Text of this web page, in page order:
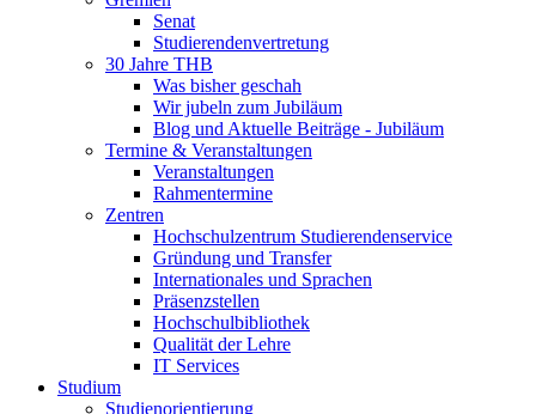
Senat
Studierendenvertretung
30 Jahre THB
Was bisher geschah
Wir jubeln zum Jubiläum
Blog und Aktuelle Beiträge - Jubiläum
Termine & Veranstaltungen
Veranstaltungen
Rahmentermine
Zentren
Hochschulzentrum Studierendenservice
Gründung und Transfer
Internationales und Sprachen
Präsenzstellen
Hochschulbibliothek
Qualität der Lehre
IT Services
Studium
Studienorientierung